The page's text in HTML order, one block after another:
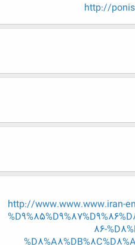
http://
http://www.www.www.iran-
86-